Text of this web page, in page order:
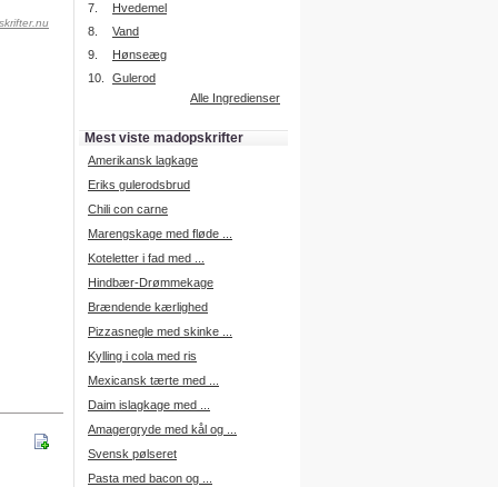
Intelligent søgning
Få foreslået opskrifter.
Prøv vores nye "Foreslå
Læs mere her.
Vi har nu oprettet et mad forum,
hvor i kan dele jeres erfaringer.
Log på med dine oplysninger fra
Madopskrifter.nu.
Gå til forum
Indkøbsliste på SMS
på SMS.
For at benytte SMS funktionen,
7.
Hvedemel
8.
Vand
9.
Hønseæg
10.
Gulerod
Alle Ingredienser
Mest viste madopskrifter
Amerikansk lagkage
Eriks gulerodsbrud
Chili con carne
Marengskage med fløde ...
Koteletter i fad med ...
Hindbær-Drømmekage
Brændende kærlighed
Pizzasnegle med skinke ...
Kylling i cola med ris
Mexicansk tærte med ...
Daim islagkage med ...
Amagergryde med kål og ...
Svensk pølseret
Pasta med bacon og ...